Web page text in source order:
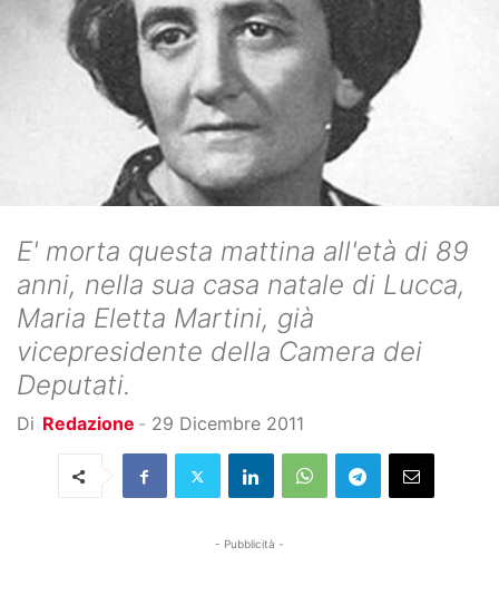
E' morta questa mattina all'età di 89
anni, nella sua casa natale di Lucca,
Maria Eletta Martini, già
vicepresidente della Camera dei
Deputati.
Di Redazione - 29 Dicembre 2011
- Pubblicità -